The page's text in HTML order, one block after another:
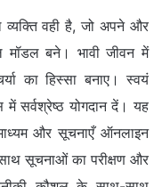
वही है, जो अपने और
बने। भावी जीवन में
का हिस्सा बनाए। स्वयं
सर्वश्रेष्ठ योगदान दें। यह
और सूचनाएँ ऑनलाइन
साथ सूचनाओं का परीक्षण और